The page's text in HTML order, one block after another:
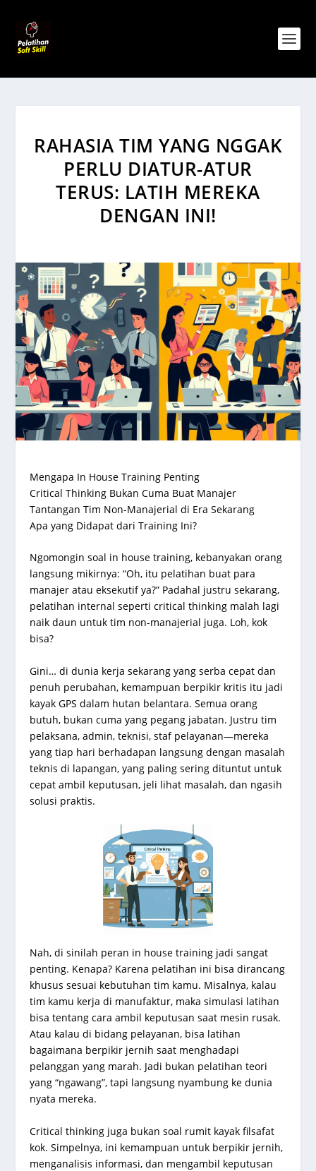
RAHASIA TIM YANG NGGAK
PERLU DIATUR-ATUR
TERUS: LATIH MEREKA
DENGAN INI!
Mengapa In House Training Penting
Critical Thinking Bukan Cuma Buat Manajer
Tantangan Tim Non-Manajerial di Era Sekarang
Apa yang Didapat dari Training Ini?
Ngomongin soal in house training, kebanyakan orang
langsung mikirnya: “Oh, itu pelatihan buat para
manajer atau eksekutif ya?” Padahal justru sekarang,
pelatihan internal seperti critical thinking malah lagi
naik daun untuk tim non-manajerial juga. Loh, kok
bisa?
Gini… di dunia kerja sekarang yang serba cepat dan
penuh perubahan, kemampuan berpikir kritis itu jadi
kayak GPS dalam hutan belantara. Semua orang
butuh, bukan cuma yang pegang jabatan. Justru tim
pelaksana, admin, teknisi, staf pelayanan—mereka
yang tiap hari berhadapan langsung dengan masalah
teknis di lapangan, yang paling sering dituntut untuk
cepat ambil keputusan, jeli lihat masalah, dan ngasih
solusi praktis.
Nah, di sinilah peran in house training jadi sangat
penting. Kenapa? Karena pelatihan ini bisa dirancang
khusus sesuai kebutuhan tim kamu. Misalnya, kalau
tim kamu kerja di manufaktur, maka simulasi latihan
bisa tentang cara ambil keputusan saat mesin rusak.
Atau kalau di bidang pelayanan, bisa latihan
bagaimana berpikir jernih saat menghadapi
pelanggan yang marah. Jadi bukan pelatihan teori
yang “ngawang”, tapi langsung nyambung ke dunia
nyata mereka.
Critical thinking juga bukan soal rumit kayak filsafat
kok. Simpelnya, ini kemampuan untuk berpikir jernih,
menganalisis informasi, dan mengambil keputusan